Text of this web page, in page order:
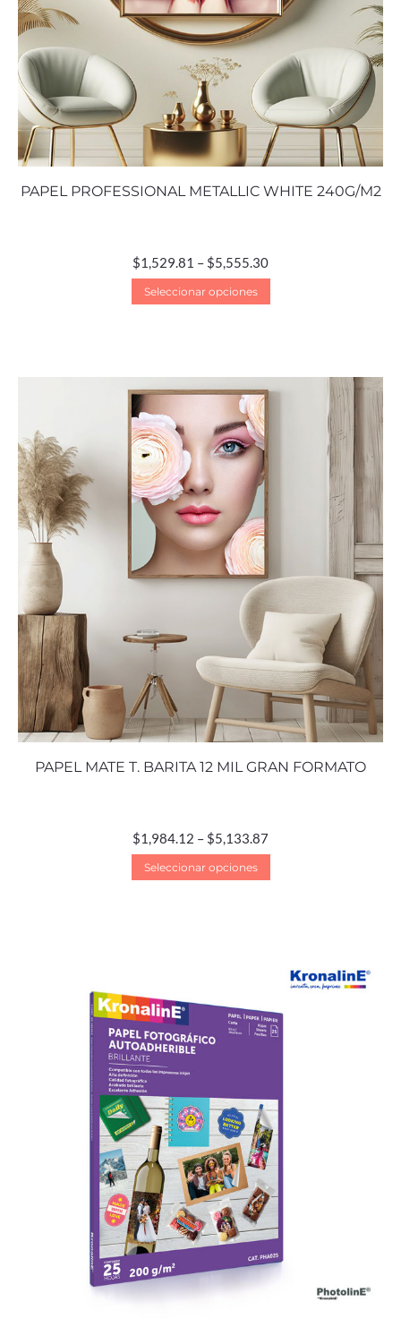
PAPEL PROFESSIONAL METALLIC WHITE 240G/M2
$1,529.81 – $5,555.30
Seleccionar opciones
PAPEL MATE T. BARITA 12 MIL GRAN FORMATO
$1,984.12 – $5,133.87
Seleccionar opciones